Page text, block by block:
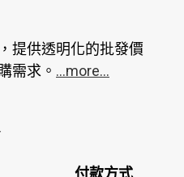
提供透明化的批發價
需求。 ...more...
付款方式